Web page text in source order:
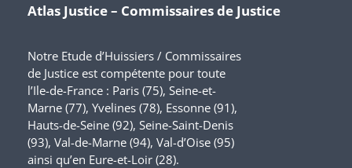
Atlas Justice – Commissaires de Justice
Notre Etude d’Huissiers / Commissaires
de Justice est compétente pour toute
l’Ile-de-France : Paris (75), Seine-et-
Marne (77), Yvelines (78), Essonne (91),
Hauts-de-Seine (92), Seine-Saint-Denis
(93), Val-de-Marne (94), Val-d’Oise (95)
ainsi qu’en Eure-et-Loir (28).